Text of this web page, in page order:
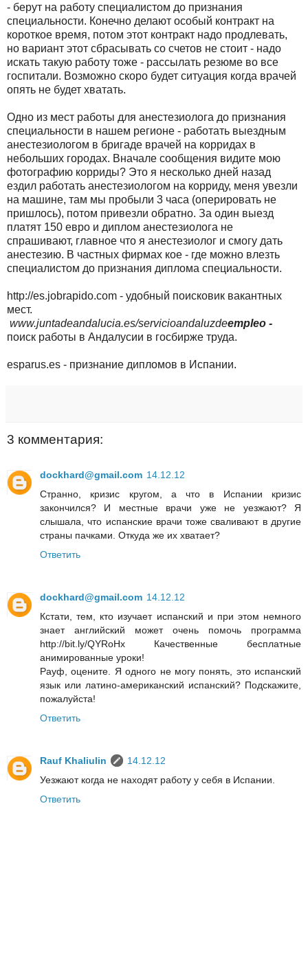
- берут на работу специалистом до признания
специальности. Конечно делают особый контракт на
короткое время, потом этот контракт надо продлевать,
но вариант этот сбрасывать со счетов не стоит - надо
искать такую работу тоже - рассылать резюме во все
госпитали. Возможно скоро будет ситуация когда врачей
опять не будет хватать.
Одно из мест работы для анестезиолога до признания
специальности в нашем регионе - работать выездным
анестезиологом в бригаде врачей на корридах в
небольших городах. Вначале сообщения видите мою
фотографию корриды? Это я несколько дней назад
ездил работать анестезиологом на корриду, меня увезли
на машине, там мы пробыли 3 часа (оперировать не
пришлось), потом привезли обратно. За один выезд
платят 150 евро и диплом анестезиолога не
спрашивают, главное что я анестезиолог и смогу дать
анестезию. В частных фирмах кое - где можно влезть
специалистом до признания диплома специальности.
http://es.jobrapido.com - удобный поисковик вакантных
мест.
www.juntadeandalucia.es/servicioandaluzdeempleo -
поиск работы в Андалусии в госбирже труда.
esparus.es - признание дипломов в Испании.
3 комментария:
dockhard@gmail.com 14.12.12
Странно, кризис кругом, а что в Испании кризис
закончился? И местные врачи уже не уезжают? Я
слышала, что испанские врачи тоже сваливают в другие
страны пачками. Откуда же их хватает?
Ответить
dockhard@gmail.com 14.12.12
Кстати, тем, кто изучает испанский и при этом немного
знает английский может очень помочь программа
http://bit.ly/QYRoHx Качественные бесплатные
анимированные уроки!
Рауф, оцените. Я одного не могу понять, это испанский
язык или латино-американский испанский? Подскажите,
пожалуйста!
Ответить
Rauf Khaliulin
14.12.12
Уезжают когда не находят работу у себя в Испании.
Ответить